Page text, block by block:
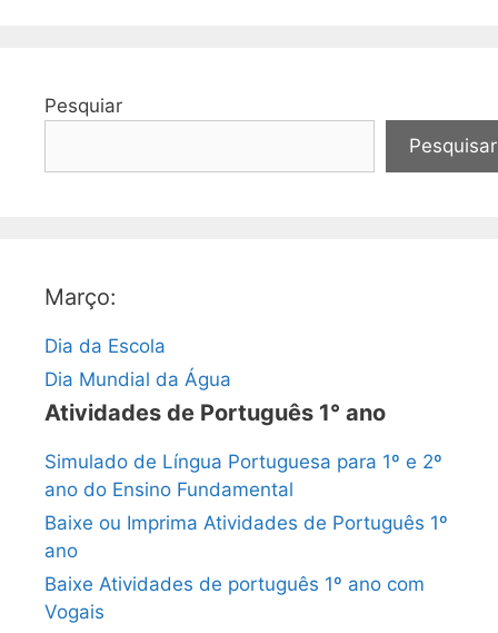
Pesquiar
Pesquisar
Março:
Dia da Escola
Dia Mundial da Água
Atividades de Português 1° ano
Simulado de Língua Portuguesa para 1º e 2º
ano do Ensino Fundamental
Baixe ou Imprima Atividades de Português 1º
ano
Baixe Atividades de português 1º ano com
Vogais